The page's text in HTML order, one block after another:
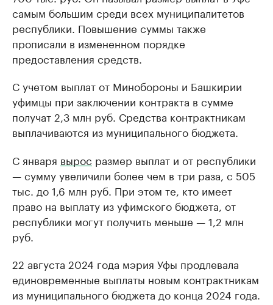
самым большим среди всех муниципалитетов
республики. Повышение суммы также
прописали в измененном порядке
предоставления средств.
С учетом выплат от Минобороны и Башкирии
уфимцы при заключении контракта в сумме
получат 2,3 млн руб. Средства контрактникам
выплачиваются из муниципального бюджета.
С января вырос размер выплат и от республики
— сумму увеличили более чем в три раза, с 505
тыс. до 1,6 млн руб. При этом те, кто имеет
право на выплату из уфимского бюджета, от
республики могут получить меньше — 1,2 млн
руб.
22 августа 2024 года мэрия Уфы продлевала
единовременные выплаты новым контрактникам
из муниципального бюджета до конца 2024 года.